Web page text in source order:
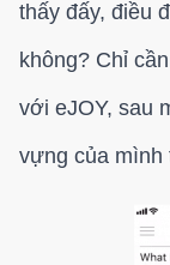
thấy đấy, điều
không? Chỉ
với eJOY, sau
vựng của mình